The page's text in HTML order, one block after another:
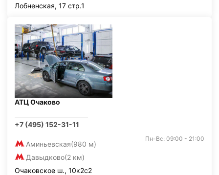
Лобненская, 17 стр.1
АТЦ Очаково
+7 (495) 152-31-11
Аминьевская(980 м)
Давыдково(2 км)
Пн-Вс: 09:00 - 21:00
Очаковское ш., 10к2с2